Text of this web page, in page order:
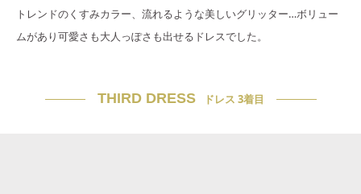
トレンドのくすみカラー、流れるような美しいグリッター…ボリュー
ムがあり可愛さも大人っぽさも出せるドレスでした。
THIRD DRESS ドレス 3着目